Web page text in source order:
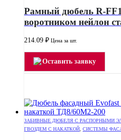
Рамный дюбель R-
воротником нейлон
214.09 ₽ Цена за шт.
Оставить заявку
ЗАБИВНЫЕ ДЮБЕЛЯ С РАСПОРНЫМИ
ГВОЗДЕМ С НАКАТКОЙ СИСТЕМЫ